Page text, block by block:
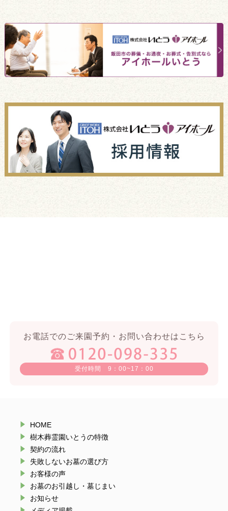
お電話でのご来園予約・お問い合わせはこちら
受付時間 9：00~17：00
HOME
樹木葬霊園いとうの特徴
契約の流れ
失敗しないお墓の選び方
お客様の声
お墓のお引越し・墓じまい
お知らせ